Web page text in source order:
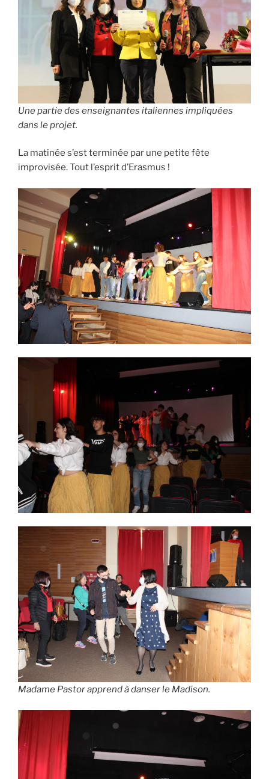
Une partie des enseignantes italiennes impliquées
dans le projet.
La matinée s’est terminée par une petite fête
improvisée. Tout l’esprit d’Erasmus !
Madame Pastor apprend à danser le Madison.